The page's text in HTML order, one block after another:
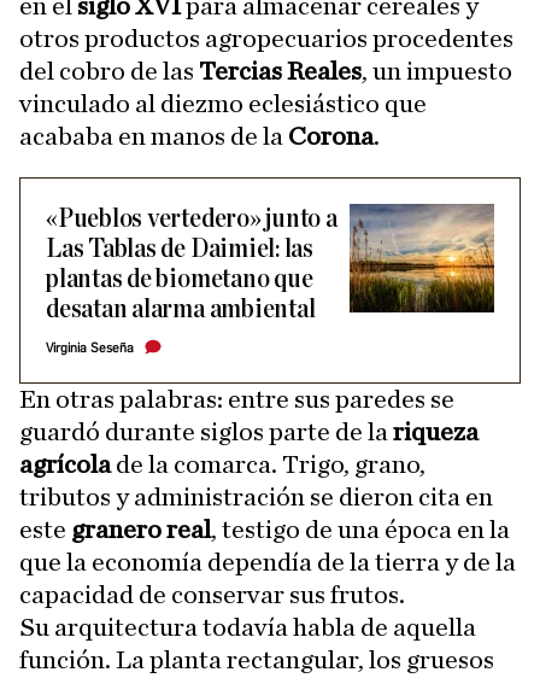
en el siglo XVIpara almacenar cereales y
otros productos agropecuarios procedentes
del cobro de las Tercias Reales, un impuesto
vinculado al diezmo eclesiástico que
acababa en manos de la Corona.
«Pueblos vertedero» junto a
Las Tablas de Daimiel: las
plantas de biometano que
desatan alarma ambiental
Virginia Seseña
En otras palabras: entre sus paredes se
guardó durante siglos parte de la riqueza
agrícolade la comarca. Trigo, grano,
tributos y administración se dieron cita en
este granero real, testigo de una época en la
que la economía dependía de la tierra y de la
capacidad de conservar sus frutos.
Su arquitectura todavía habla de aquella
función. La planta rectangular, los gruesos